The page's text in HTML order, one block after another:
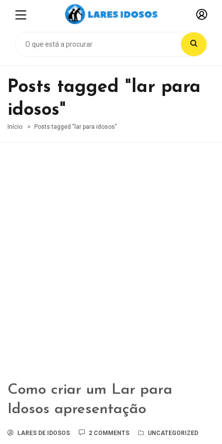
Posts tagged "lar para
idosos"
Início Posts tagged "lar para idosos"
Como criar um Lar para
Idosos apresentação
LARES DE IDOSOS 2 COMMENTS UNCATEGORIZED